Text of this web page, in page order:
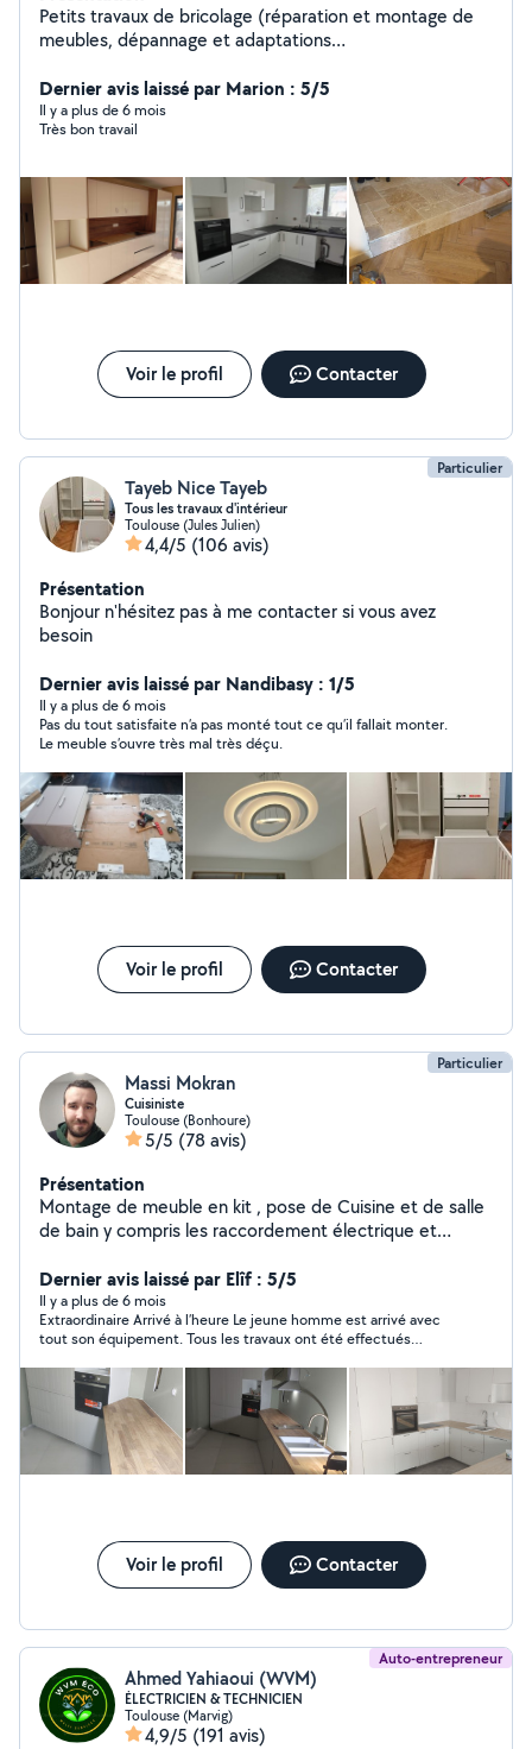
Petits travaux de bricolage (réparation et montage de
meubles, dépannage et adaptations
de cuisine et salle de bain.
Dernier avis laissé par Marion : 5/5
Il y a plus de 6 mois
Très bon travail
Voir le profil Contacter
Particulier
Tayeb Nice Tayeb
Tous les travaux d'intérieur
Toulouse (Jules Julien)
4,4/5 (106 avis)
Présentation
Bonjour n'hésitez pas à me contacter si vous avez
besoin
Dernier avis laissé par Nandibasy : 1/5
Il y a plus de 6 mois
Pas du tout satisfaite n’a pas monté tout ce qu’il fallait monter.
Le meuble s’ouvre très mal très déçu.
Voir le profil Contacter
Particulier
Massi Mokran
Cuisiniste
Toulouse (Bonhoure)
5/5 (78 avis)
Présentation
Montage de meuble en kit , pose de Cuisine et de salle
de bain y compris les raccordement électrique et
O5.
Dernier avis laissé par Elîf : 5/5
Il y a plus de 6 mois
Extraordinaire Arrivé à l’heure Le jeune homme est arrivé avec
tout son équipement. Tous les travaux ont été effectués
Voir le profil Contacter
Auto-entrepreneur
Ahmed Yahiaoui (WVM)
ÉLECTRICIEN & TECHNICIEN
Toulouse (Marvig)
4,9/5 (191 avis)